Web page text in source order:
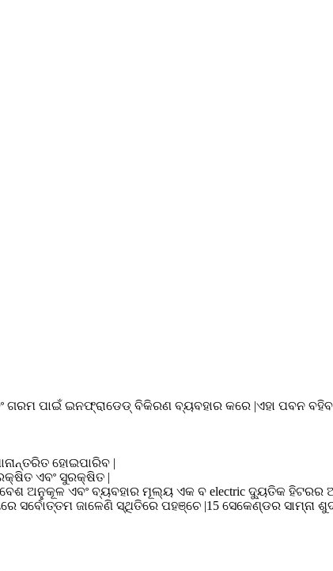
ପାଇଁ ଇନଫ୍ରାଡେଡ୍ ବିକିରଣ ବ୍ୟବହାର କରେ |ଏହା ପବନ
ହୋଇପାରିବ |
ଏବଂ ସୁରକ୍ଷିତ |
ଅନୁକୂଳ ଏବଂ ବ୍ୟବହାର ମୂଲ୍ୟ ଏକ ବ electric ଦ୍ୟୁତିକ ହିଟରର
ଜାଳେଣି ସ୍ଥିତିରେ ପହଞ୍ଚେ |15 ସେକେଣ୍ଡର ସାମ୍ନା